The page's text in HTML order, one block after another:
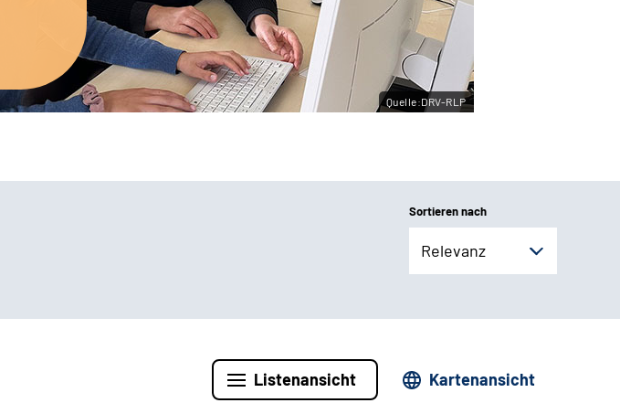
Quelle:DRV-RLP
Sortieren nach
Relevanz
Listenansicht Kartenansicht